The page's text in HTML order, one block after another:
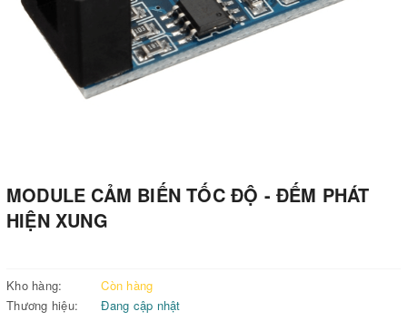
MODULE CẢM BIẾN TỐC ĐỘ - ĐẾM PHÁT
HIỆN XUNG
Kho hàng:
Còn hàng
Thương hiệu:
Đang cập nhật